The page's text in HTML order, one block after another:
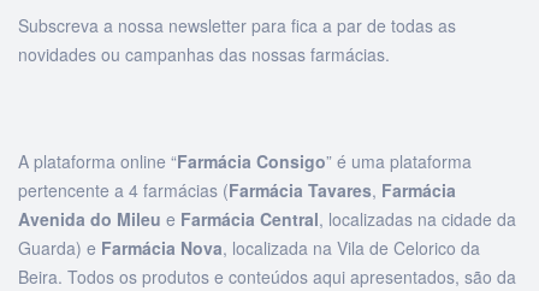
Subscreva a nossa newsletter para fica a par de todas as
novidades ou campanhas das nossas farmácias.
A plataforma online “Farmácia Consigo” é uma plataforma
pertencente a 4 farmácias (Farmácia Tavares, Farmácia
Avenida do Mileu e Farmácia Central, localizadas na cidade da
Guarda) e Farmácia Nova, localizada na Vila de Celorico da
Beira. Todos os produtos e conteúdos aqui apresentados, são da